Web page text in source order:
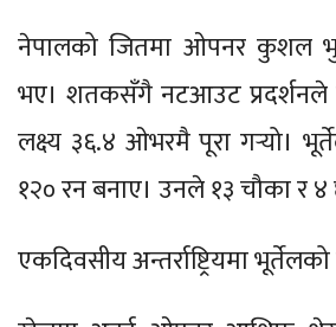
नेपालको जितमा ओपनर कुशल
भए। शतकसँगै नटआउट प्रदर्शनले
लक्ष्य ३६.४ ओभरमै पूरा गर्‍यो।
१२० रन बनाए। उनले १३ चौका र ४
एकदिवसीय अन्तर्राष्ट्रियमा